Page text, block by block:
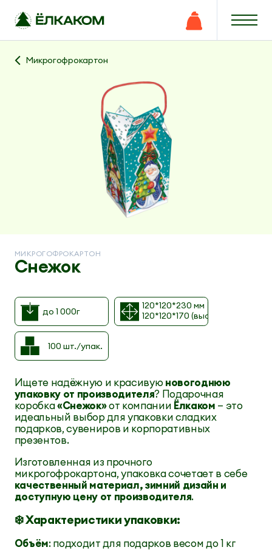
Микрогофрокартон
МИКРОГОФРОКАРТОН
Снежок
до 1 000г
120*120*230 мм
120*120*170 (высота до
100 шт./упак.
Ищете надёжную и красивуюновогоднюю
упаковку от производителя? Подарочная
коробка«Снежок»от компании Ёлкаком — это
идеальный выбор для упаковки сладких
подарков, сувениров и корпоративных
презентов.
Изготовленная из прочного
микрогофрокартона, упаковка сочетает в себе
качественный материал, зимний дизайн и
доступную цену от производителя.
❄️ Характеристики упаковки:
Объём: подходит для подарков весом до 1 кг